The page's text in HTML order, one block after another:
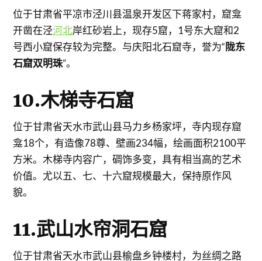
位于甘肃省平凉市泾川县温泉开发区下蒋家村，窟龛
开凿在泾河北岸红砂岩上，现存5窟，1号东大窟和2
号西小窟保存较为完整。与庆阳北石窟寺，誉为“陇东
石窟双明珠”。
10.木梯寺石窟
位于甘肃省天水市武山县马力乡杨家坪，寺内现存窟
龛18个，有造像78尊、壁画234幅，绘画面积2100平
方米。木梯寺内容广，碉饰多变，具有相当高的艺术
价值。尤以五、七、十六窟规模最大，保持原作风
貌。
11.武山水帘洞石窟
位于甘肃省天水市武山县榆盘乡钟楼村，为丝绸之路